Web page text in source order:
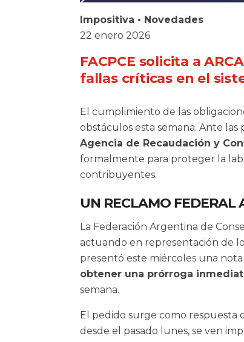
Impositiva • Novedades
22 enero 2026
FACPCE solicita a
fallas críticas en el
El cumplimiento de las
obstáculos esta semana. Ante
Agencia de Recaudación y
formalmente para proteger la
contribuyentes.
UN RECLAMO FEDERAL
La Federación Argentina de
actuando en representación de
presentó este miércoles una
obtener una prórroga
semana.
El pedido surge como respuesta
desde el pasado lunes, se ven